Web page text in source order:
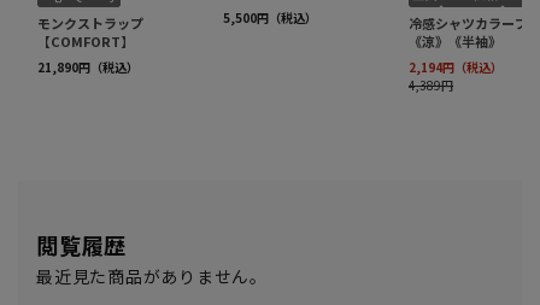
閲覧履歴
最近見た商品がありません。